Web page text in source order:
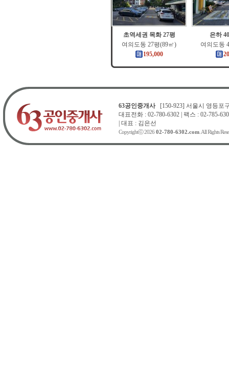
초역세권 목화 27평
여의도동 27평(89㎡)
195,000
은하
여의도동
63공인중개사[150-923] 서울시 영등포
대표전화 : 02-780-6302 | 팩스 : 02-785-
| 대표 : 김은선
Copyrightⓒ 2026 02-780-6302.com. All Rights